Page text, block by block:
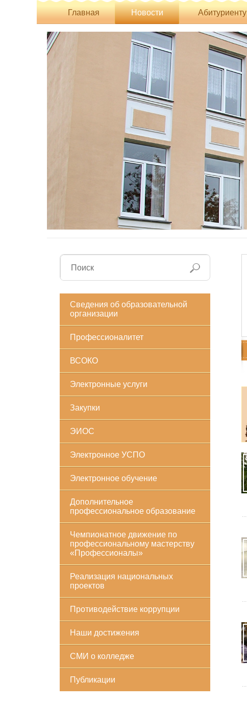
Главная Новости Абитуриенту
Сведения об образовательной
организации
Профессионалитет
ВСОКО
Электронные услуги
Закупки
ЭИОС
Электронное УСПО
Электронное обучение
Дополнительное
профессиональное образование
Чемпионатное движение по
профессиональному мастерству
«Профессионалы»
Реализация национальных
проектов
Противодействие коррупции
Наши достижения
СМИ о колледже
Публикации